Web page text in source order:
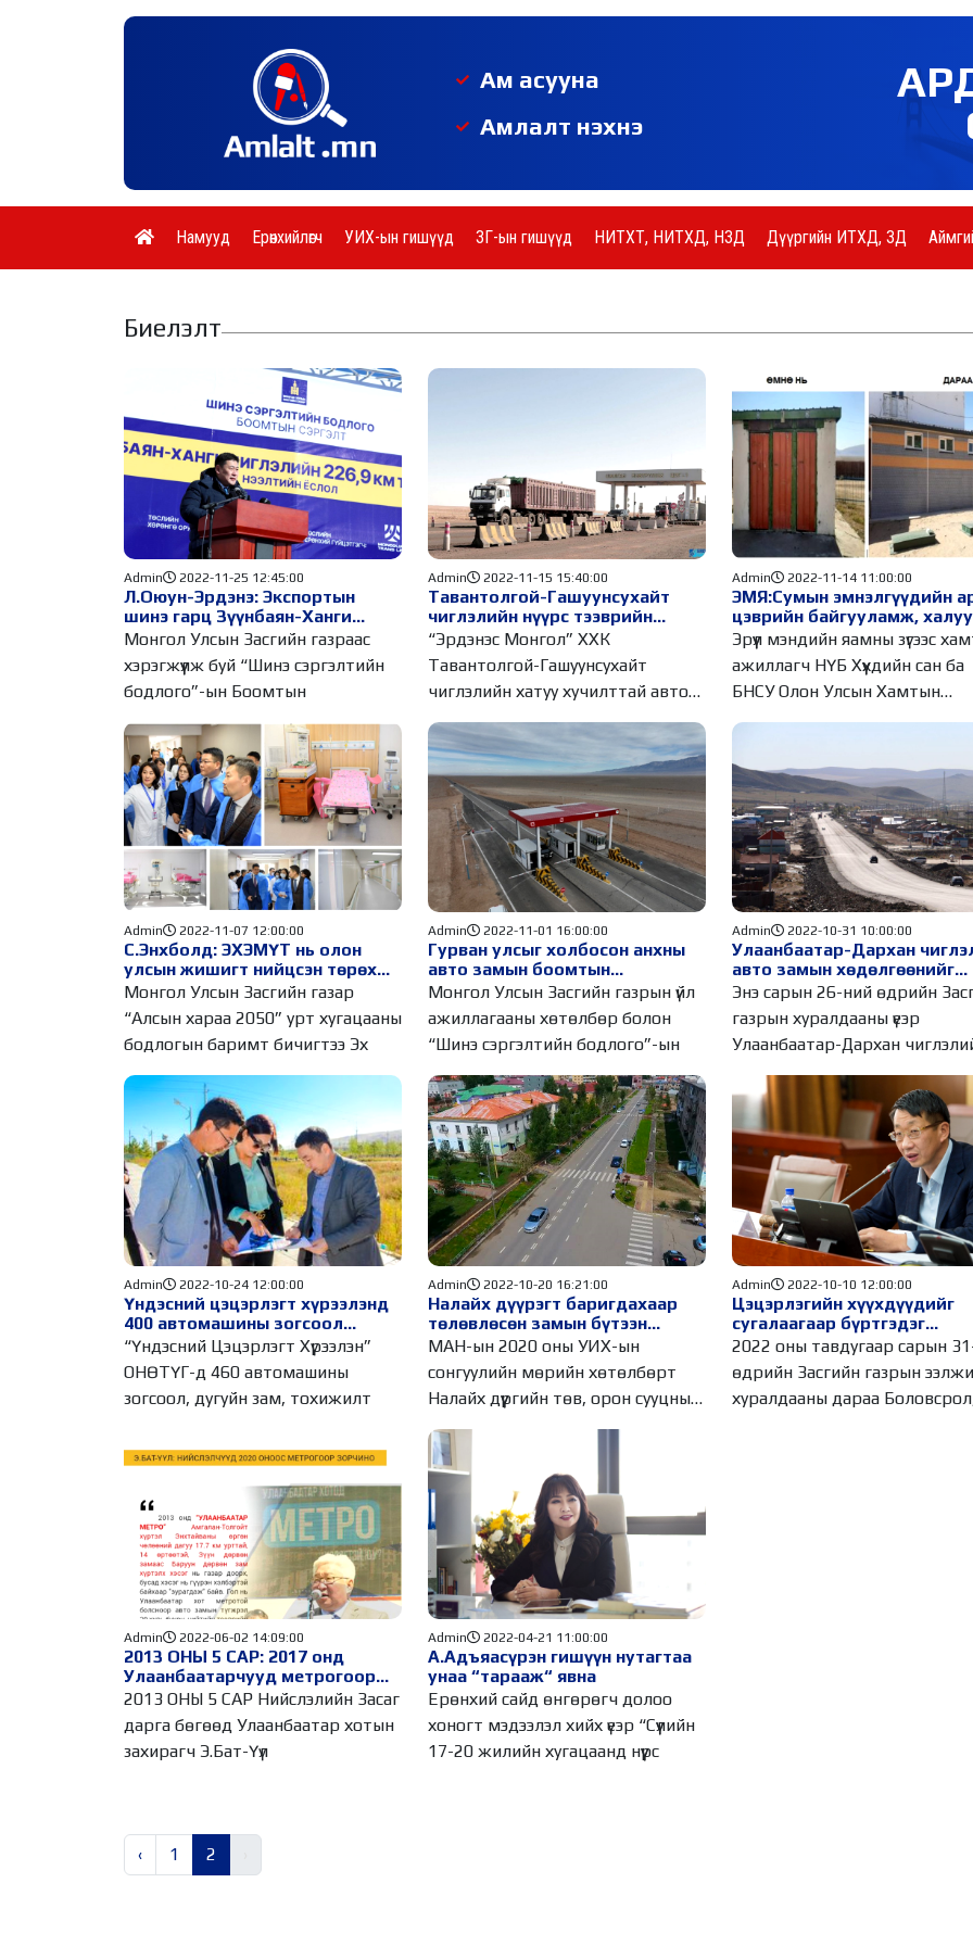
Ам асууна
Амлалт нэхнэ
Намууд Ерөнхийлөгч УИХ-ын гишүүд ЗГ-ын гишүүд НИТХТ, НИТХД, НЗД Дүүргийн ИТХД, ЗД
Биелэлт
Л.Оюун-Эрдэнэ: Экспортын
шинэ гарц Зүүнбаян-Ханги
чиглэлийн төмөр замыг найман
сарын хугацаанд ашиглалтад
орууллаа
Admin 2022-11-25 12:45:00
Монгол Улсын Засгийн газраас
хэрэгжүүлж буй “Шинэ сэргэлтийн
бодлого”-ын Боомтын
Тавантолгой-Гашуунсухайт
чиглэлийн нүүрс тээврийн
мэдээлэл шилэн болов
Admin 2022-11-15 15:40:00
“Эрдэнэс Монгол” ХХК
Тавантолгой-Гашуунсухайт
чиглэлийн хатуу хучилттай авто
ЭМЯ:Сумын эмнэлгүүдийн
цэврийн байгууламж,
усыг үе шаттай шийдэж
Admin 2022-11-14 11:00:00
Эрүүл мэндийн яамны зүгээс
ажиллагч НҮБ Хүүхдийн сан ба
БНСУ Олон Улсын Хамтын
С.Энхболд: ЭХЭМҮТ нь олон
улсын жишигт нийцсэн төрөх
тасагтай боллоо
Admin 2022-11-07 12:00:00
Монгол Улсын Засгийн газар
“Алсын хараа 2050” урт хугацааны
бодлогын баримт бичигтээ Эх
Гурван улсыг холбосон анхны
авто замын боомтын
сэргэлтийн хүрээнд
ашиглалтад орууллаа
Admin 2022-11-01 16:00:00
Монгол Улсын Засгийн газрын үйл
ажиллагааны хөтөлбөр болон
“Шинэ сэргэлтийн бодлого”-ын
Улаанбаатар-Дархан
авто замын хөдөлгөөнийг
нээлээ
Admin 2022-10-31 10:00:00
Энэ сарын 26-ний өдрийн
газрын хуралдааны үеэр
Улаанбаатар-Дархан
замын бүтээн
Үндэсний цэцэрлэгт хүрээлэнд
400 автомашины зогсоол
шинээр нэмэгдлээ
Admin 2022-10-24 12:00:00
“Үндэсний Цэцэрлэгт Хүрээлэн”
ОНӨТҮГ-д 460 автомашины
зогсоол, дугуйн зам, тохижилт
Налайх дүүрэгт баригдахаар
төлөвлөсөн замын бүтээн
байгуулалт 80 хувьтай
хэрэгжжээ
Admin 2022-10-20 16:21:00
МАН-ын 2020 оны УИХ-ын
сонгуулийн мөрийн хөтөлбөрт
Налайх дүүргийн төв, орон сууцны
Цэцэрлэгийн хүүхдүүдийг
сугалаагаар бүртгэдэг
тогтолцоог халах Л.Энх-
Амгалан сайдын амлалт
биелжээ
Admin 2022-10-10 12:00:00
2022 оны тавдугаар сарын
өдрийн Засгийн газрын
хуралдааны дараа
2013 ОНЫ 5 САР: 2017 онд
Улаанбаатарчууд метрогоор
зорчино
Admin 2022-06-02 14:09:00
2013 ОНЫ 5 САР Нийслэлийн Засаг
дарга бөгөөд Улаанбаатар хотын
захирагч Э.Бат-Үүл
А.Адъяасүрэн гишүүн нутагтаа
унаа “тарааж“ явна
Admin 2022-04-21 11:00:00
Ерөнхий сайд өнгөрөгч долоо
хоногт мэдээлэл хийх үеэр “Сүүлийн
17-20 жилийн хугацаанд нүүрс
‹ 1 2